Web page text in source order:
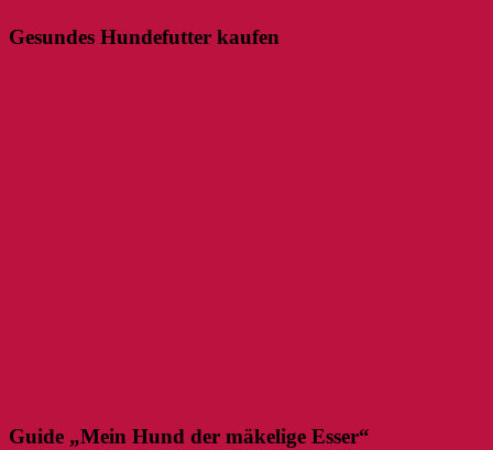
Gesundes Hundefutter kaufen
Guide „Mein Hund der mäkelige Esser“